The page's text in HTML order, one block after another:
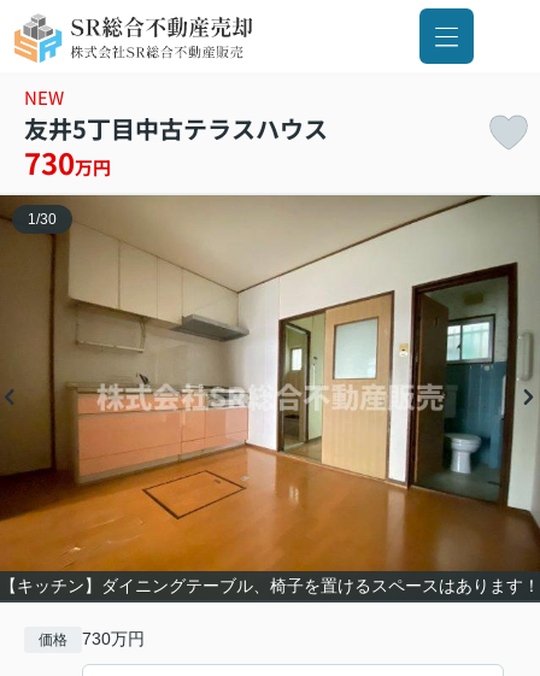
NEW
友井5丁目中古テラスハウス
730万円
【キッチン】ダイニングテーブル、椅子を置けるスペースはあります！
1 /30
価格 730万円